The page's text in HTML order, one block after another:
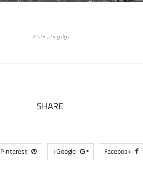
يوليو 25, 2025
SHARE
Facebook
Google+
Pinterest